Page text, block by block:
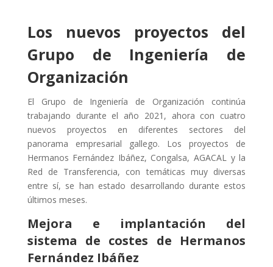
Los nuevos proyectos del
Grupo de Ingeniería de
Organización
El Grupo de Ingeniería de Organización continúa
trabajando durante el año 2021, ahora con cuatro
nuevos proyectos en diferentes sectores del
panorama empresarial gallego. Los proyectos de
Hermanos Fernández Ibáñez, Congalsa, AGACAL y la
Red de Transferencia, con temáticas muy diversas
entre sí, se han estado desarrollando durante estos
últimos meses.
Mejora e implantación del
sistema de costes de Hermanos
Fernández Ibáñez